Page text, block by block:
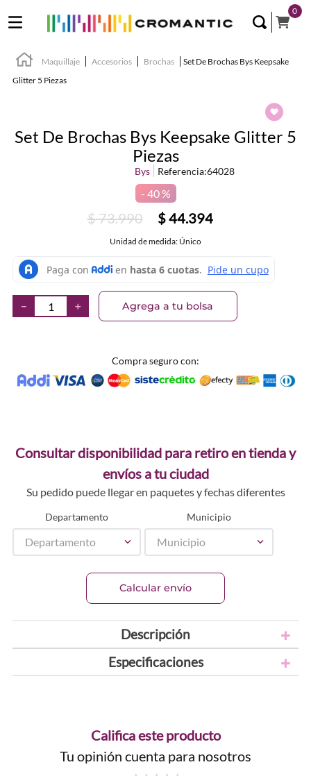
0
Maquillaje Accesorios Brochas
Set De Brochas Bys Keepsake
Glitter 5 Piezas
Set De Brochas Bys Keepsake Glitter 5
Piezas
Bys Referencia:64028
40 %
$73.990 $44.394
Unidad de medida: Único
＋
－ Agrega a tu bolsa
Compra seguro con:
Consultar disponibilidad para retiro en tienda y
envíos a tu ciudad
Su pedido puede llegar en paquetes y fechas diferentes
Departamento
Departamento
Municipio
Municipio
Calcular envío
Descripción
Especificaciones
Califica este producto
Tu opinión cuenta para nosotros